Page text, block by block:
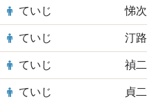
ていじ 悌次
ていじ 汀路
ていじ 禎二
ていじ 貞二